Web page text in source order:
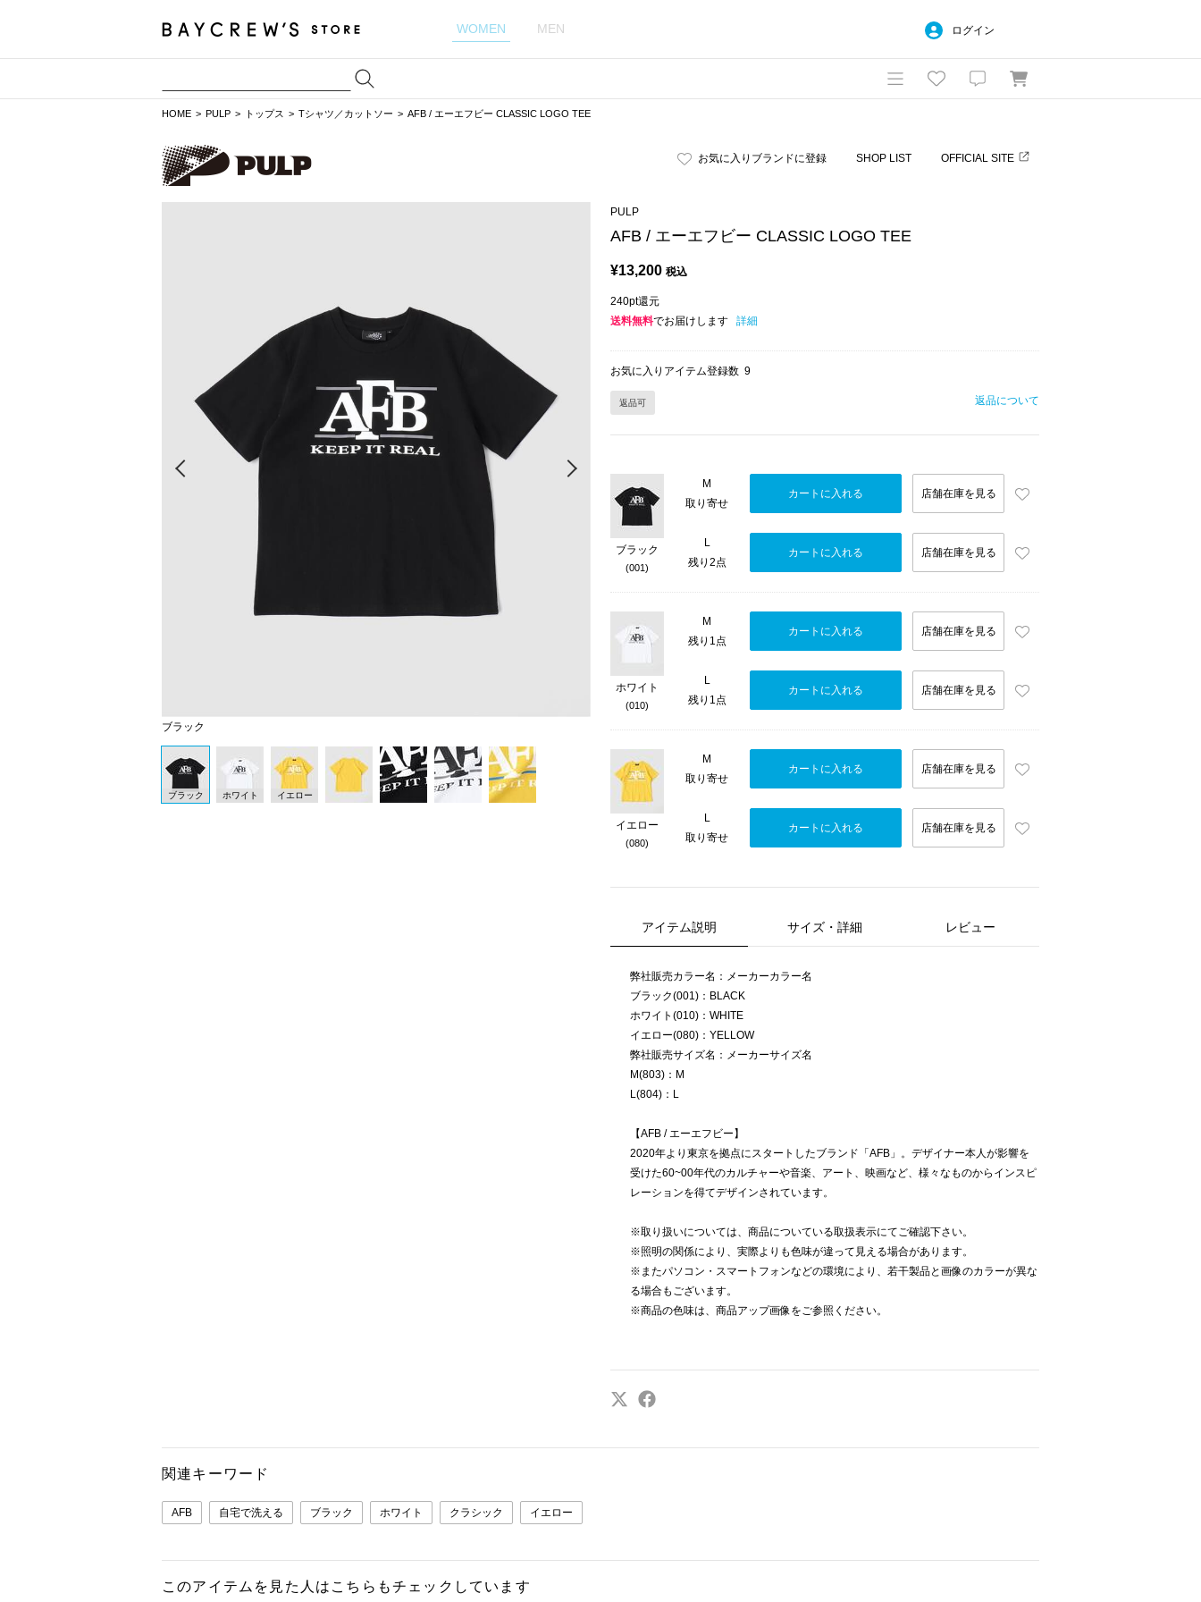
WOMEN MEN ログイン
HOME PULP トップス Tシャツ／カットソー AFB / エーエフビー CLASSIC LOGO TEE
お気に入りブランドに登録 SHOP LIST OFFICIAL SITE
ブラック
ブラック ホワイト イエロー
PULP
AFB / エーエフビー CLASSIC LOGO TEE
¥13,200 税込
240pt還元
送料無料でお届けします 詳細
お気に入りアイテム登録数 9
返品可 返品について
ブラック
(001)
M
取り寄せ
カートに入れる 店舗在庫を見る
L
残り2点
カートに入れる 店舗在庫を見る
ホワイト
(010)
M
残り1点
カートに入れる 店舗在庫を見る
L
残り1点
カートに入れる 店舗在庫を見る
イエロー
(080)
M
取り寄せ
カートに入れる 店舗在庫を見る
L
取り寄せ
カートに入れる 店舗在庫を見る
アイテム説明 サイズ・詳細 レビュー
弊社販売カラー名：メーカーカラー名
ブラック(001)：BLACK
ホワイト(010)：WHITE
イエロー(080)：YELLOW
弊社販売サイズ名：メーカーサイズ名
M(803)：M
L(804)：L
【AFB / エーエフビー】
2020年より東京を拠点にスタートしたブランド「AFB」。デザイナー本人が影響を
受けた60~00年代のカルチャーや音楽、アート、映画など、様々なものからインスピ
レーションを得てデザインされています。
※取り扱いについては、商品についている取扱表示にてご確認下さい。
※照明の関係により、実際よりも色味が違って見える場合があります。
※またパソコン・スマートフォンなどの環境により、若干製品と画像のカラーが異な
る場合もございます。
※商品の色味は、商品アップ画像をご参照ください。
関連キーワード
AFB 自宅で洗える ブラック ホワイト クラシック イエロー
このアイテムを見た人はこちらもチェックしています